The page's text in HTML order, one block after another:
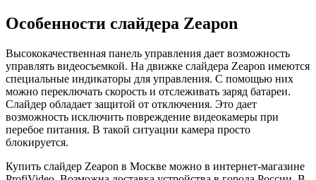
Особенности слайдера Zeapon
Высококачественная панель управления дает возможность
управлять видеосъемкой. На движке слайдера Zeapon имеются
специальные индикаторы для управления. С помощью них
можно переключать скорость и отслеживать заряд батареи.
Слайдер обладает защитой от отключения. Это дает
возможность исключить повреждение видеокамеры при
перебое питания. В такой ситуации камера просто
блокируется.
Купить слайдер Zeapon в Москве можно в интернет-магазине